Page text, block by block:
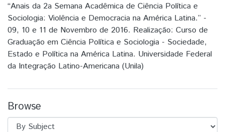
“Anais da 2a Semana Acadêmica de Ciência Política e
Sociologia: Violência e Democracia na América Latina.” -
09, 10 e 11 de Novembro de 2016. Realização: Curso de
Graduação em Ciência Política e Sociologia - Sociedade,
Estado e Política na América Latina. Universidade Federal
da Integração Latino-Americana (Unila)
Browse